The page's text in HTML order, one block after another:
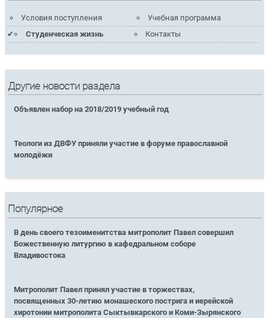
Условия поступления
Учебная программа
Студенческая жизнь
Контакты
Другие новости раздела
Объявлен набор на 2018/2019 учебный год
Теологи из ДВФУ приняли участие в форуме православной
молодёжи
Популярное
В день своего тезоименитства митрополит Павел совершил
Божественную литургию в кафедральном соборе
Владивостока
Митрополит Павел принял участие в торжествах,
посвященных 30-летию монашеского пострига и иерейской
хиротонии митрополита Сыктывкарского и Коми-Зырянского